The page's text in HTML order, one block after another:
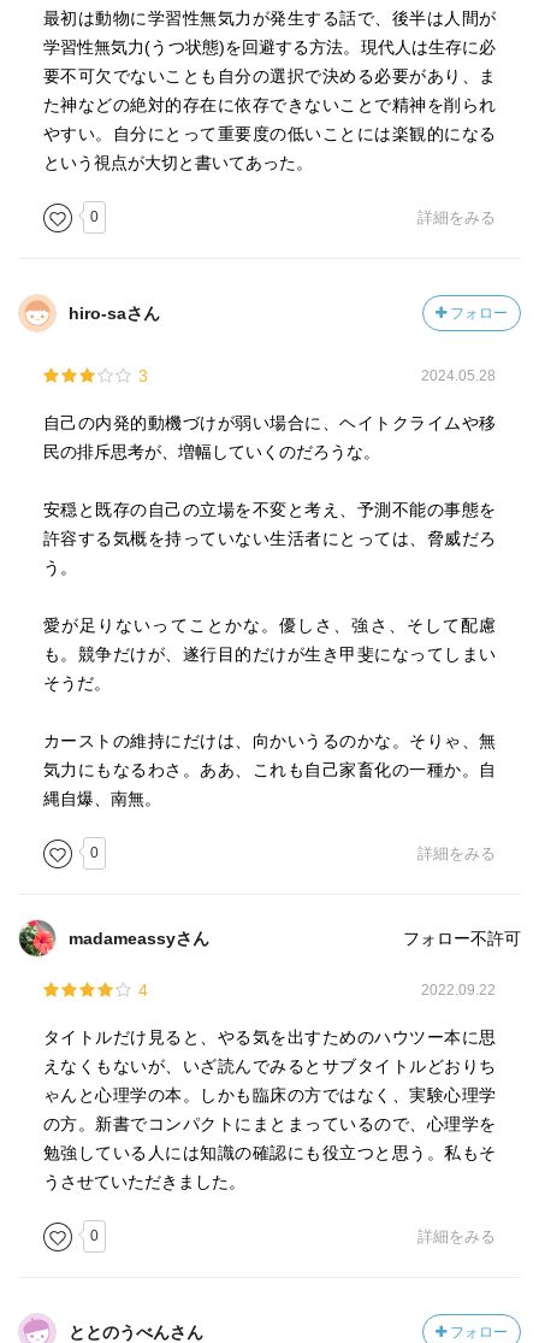
最初は動物に学習性無気力が発生する話で、後半は人間が
学習性無気力(うつ状態)を回避する方法。現代人は生存に必
要不可欠でないことも自分の選択で決める必要があり、ま
た神などの絶対的存在に依存できないことで精神を削られ
やすい。自分にとって重要度の低いことには楽観的になる
という視点が大切と書いてあった。
0 詳細をみる
hiro-saさん フォロー
3 2024.05.28
自己の内発的動機づけが弱い場合に、ヘイトクライムや移
民の排斥思考が、増幅していくのだろうな。
安穏と既存の自己の立場を不変と考え、予測不能の事態を
許容する気概を持っていない生活者にとっては、脅威だろ
う。
愛が足りないってことかな。優しさ、強さ、そして配慮
も。競争だけが、遂行目的だけが生き甲斐になってしまい
そうだ。
カーストの維持にだけは、向かいうるのかな。そりゃ、無
気力にもなるわさ。ああ、これも自己家畜化の一種か。自
縄自爆、南無。
0 詳細をみる
madameassyさん フォロー不許可
4 2022.09.22
タイトルだけ見ると、やる気を出すためのハウツー本に思
えなくもないが、いざ読んでみるとサブタイトルどおりち
ゃんと心理学の本。しかも臨床の方ではなく、実験心理学
の方。新書でコンパクトにまとまっているので、心理学を
勉強している人には知識の確認にも役立つと思う。私もそ
うさせていただきました。
0 詳細をみる
ととのうべんさん フォロー